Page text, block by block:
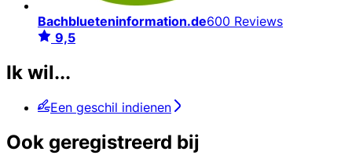
Bachblueteninformation.de600 Reviews
9,5
Ik wil...
Een geschil indienen
Ook geregistreerd bij